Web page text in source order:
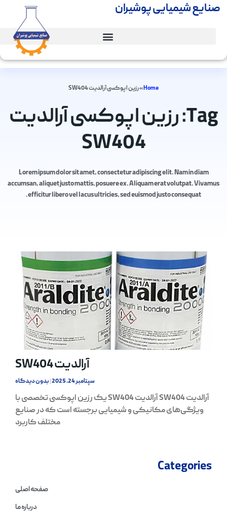
صنایع شیمیایی پوشیران
Home
»رزین اپوکسی آرالدیت SW404
Tag: رزین اپوکسی آرالدیت
SW404
Lorem ipsum dolor sit amet, consectetur adipiscing elit. Nam in diam
accumsan, aliquet justo mattis, posuere ex. Aliquam erat volutpat. Vivamus
efficitur libero vel lacus ultricies, sed euismod justo consequat.
آرالدیت SW404
سپتامبر 24, 2025 بدون دیدگاه
آرالدیت SW404 آرالدیت SW404 یک رزین اپوکسی تخصصی با
ویژگی‌های مکانیکی و شیمیایی برجسته است که در صنایع
مختلف کاربرد
Categories
صفحه اصلی
درباره ما